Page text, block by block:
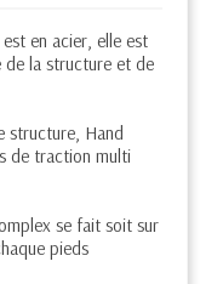
en acier, elle est
de la structure et de
structure, Hand
de traction multi
se fait soit sur
pieds